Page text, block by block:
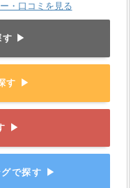
・口コミを見る
す ▶
す ▶
▶
で探す ▶